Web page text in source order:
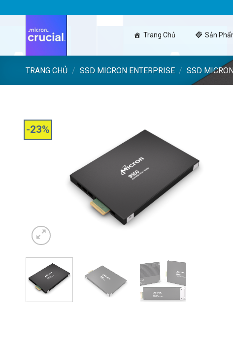
to
Trang Chủ Sản
TRANG CHỦ / SSD MICRON ENTERPRISE / SSD
-23%